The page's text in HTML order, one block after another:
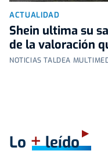
ACTUALIDAD
Shein ultima su
de la valoración
NOTICIAS TALDEA
Lo +leído